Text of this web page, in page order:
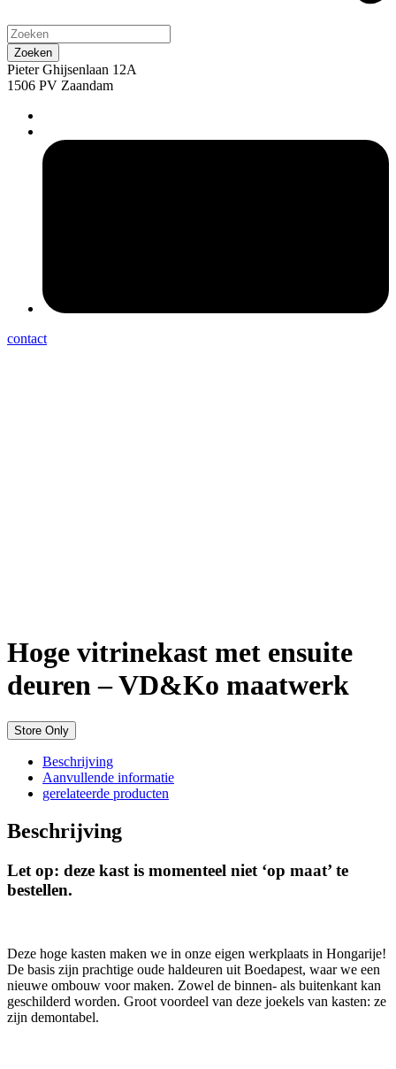
Pieter Ghijsenlaan 12A
1506 PV Zaandam
contact
Hoge vitrinekast met ensuite
deuren – VD&Ko maatwerk
Store Only
Beschrijving
Aanvullende informatie
gerelateerde producten
Beschrijving
Let op: deze kast is momenteel niet ‘op maat’ te
bestellen.
Deze hoge kasten maken we in onze eigen werkplaats in Hongarije!
De basis zijn prachtige oude haldeuren uit Boedapest, waar we een
nieuwe ombouw voor maken. Zowel de binnen- als buitenkant kan
geschilderd worden. Groot voordeel van deze joekels van kasten: ze
zijn demontabel.